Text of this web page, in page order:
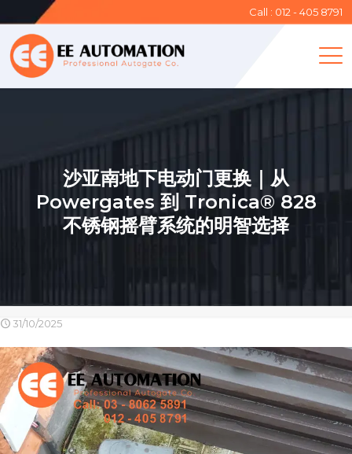
Call : 012 - 405 8791
沙亚南地下电动门更换｜从
Powergates 到 Tronica® 828
不锈钢摇臂系统的明智选择
31/10/2025